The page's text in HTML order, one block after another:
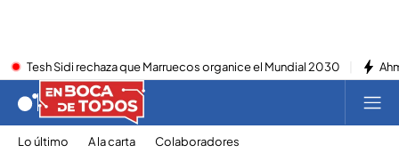
Tesh Sidi rechaza que Marruecos organice el Mundial 2030
Lo último A la carta Colaboradores